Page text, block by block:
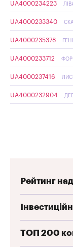
UA4000234223
UA4000233340
UA4000235378
UA4000233712
UA4000237416
UA4000232904
Рейтинг
ТОП 200